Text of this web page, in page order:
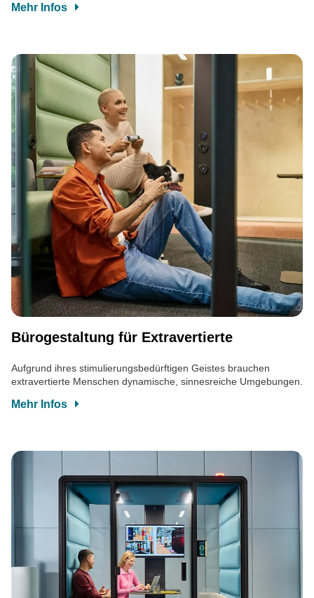
Mehr Infos
Bürogestaltung für Extravertierte
Aufgrund ihres stimulierungsbedürftigen Geistes brauchen
extravertierte Menschen dynamische, sinnesreiche Umgebungen.
Mehr Infos